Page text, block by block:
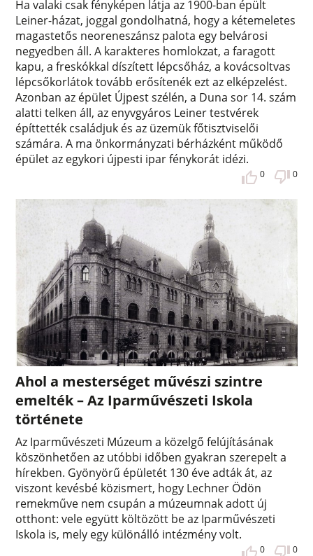
Ha valaki csak fényképen látja az 1900-ban épült
Leiner-házat, joggal gondolhatná, hogy a kétemeletes
magastetős neoreneszánsz palota egy belvárosi
negyedben áll. A karakteres homlokzat, a faragott
kapu, a freskókkal díszített lépcsőház, a kovácsoltvas
lépcsőkorlátok tovább erősítenék ezt az elképzelést.
Azonban az épület Újpest szélén, a Duna sor 14. szám
alatti telken áll, az enyvgyáros Leiner testvérek
építtették családjuk és az üzemük főtisztviselői
számára. A ma önkormányzati bérházként működő
épület az egykori újpesti ipar fénykorát idézi.
0 0
Ahol a mesterséget művészi szintre
emelték – Az Iparművészeti Iskola
története
Az Iparművészeti Múzeum a közelgő felújításának
köszönhetően az utóbbi időben gyakran szerepelt a
hírekben. Gyönyörű épületét 130 éve adták át, az
viszont kevésbé közismert, hogy Lechner Ödön
remekműve nem csupán a múzeumnak adott új
otthont: vele együtt költözött be az Iparművészeti
Iskola is, mely egy különálló intézmény volt.
0 0